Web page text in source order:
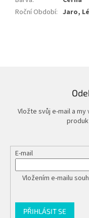
Roční Období: Jaro,
Vložte svůj e-mail a
E-mail
Vložením e-mailu
PŘIHLÁSIT SE